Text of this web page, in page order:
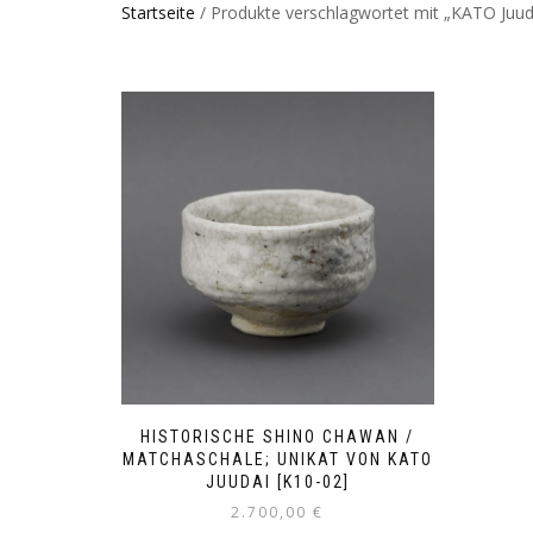
Startseite / Produkte verschlagwortet mit „KATO
HISTORISCHE SHINO CHAWAN /
MATCHASCHALE; UNIKAT VON KATO
JUUDAI [K10-02]
2.700,00€